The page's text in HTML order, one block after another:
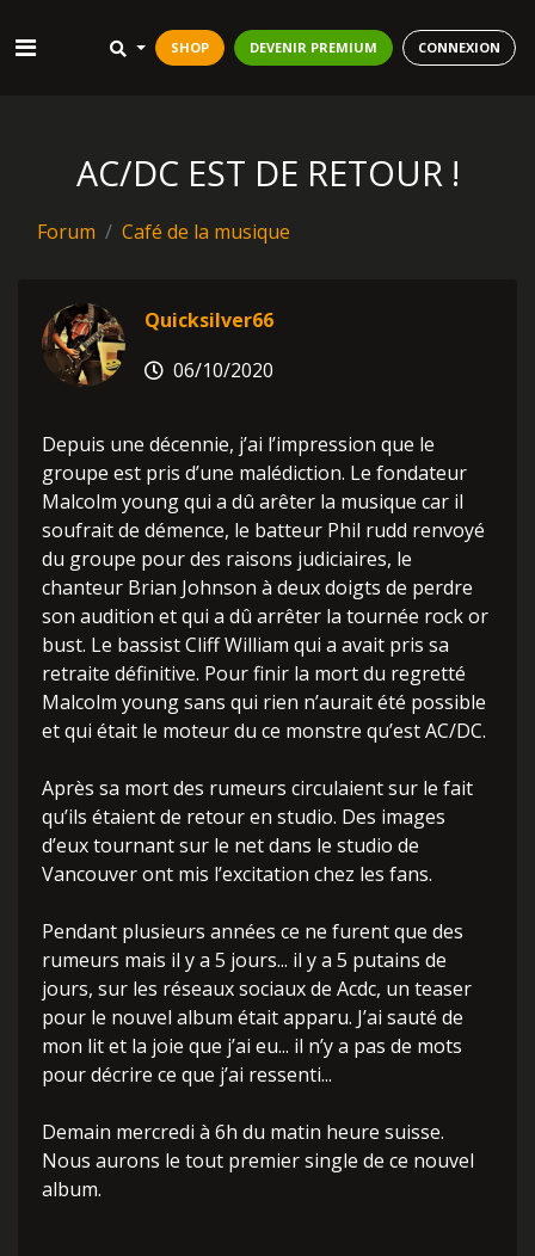
SHOP DEVENIR PREMIUM CONNEXION
AC/DC EST DE RETOUR !
Forum Café de la musique
Quicksilver66
06/10/2020
Depuis une décennie, j’ai l’impression que le
groupe est pris d’une malédiction. Le fondateur
Malcolm young qui a dû arêter la musique car il
soufrait de démence, le batteur Phil rudd renvoyé
du groupe pour des raisons judiciaires, le
chanteur Brian Johnson à deux doigts de perdre
son audition et qui a dû arrêter la tournée rock or
bust. Le bassist Cliff William qui a avait pris sa
retraite définitive. Pour finir la mort du regretté
Malcolm young sans qui rien n’aurait été possible
et qui était le moteur du ce monstre qu’est AC/DC.
Après sa mort des rumeurs circulaient sur le fait
qu’ils étaient de retour en studio. Des images
d’eux tournant sur le net dans le studio de
Vancouver ont mis l’excitation chez les fans.
Pendant plusieurs années ce ne furent que des
rumeurs mais il y a 5 jours... il y a 5 putains de
jours, sur les réseaux sociaux de Acdc, un teaser
pour le nouvel album était apparu. J’ai sauté de
mon lit et la joie que j’ai eu... il n’y a pas de mots
pour décrire ce que j’ai ressenti...
Demain mercredi à 6h du matin heure suisse.
Nous aurons le tout premier single de ce nouvel
album.